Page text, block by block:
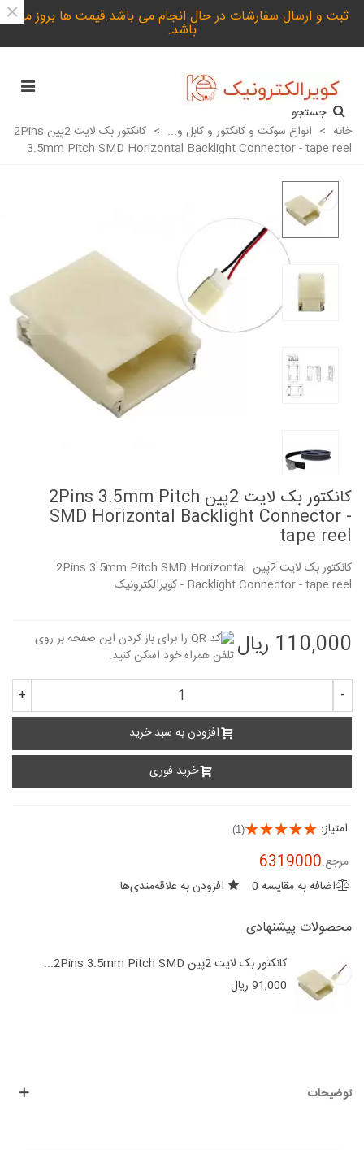
ثبت و ارسال سفارشات در حال انجام می باشد.قیمت ها بروز می
باشد.
×
جستجو
خانه > انواع سوکت و کانکتور و کابل و... >
کانکتور بک لایت 2پین 2Pins
3.5mm Pitch SMD Horizontal Backlight Connector - tape reel
کانکتور بک لایت 2پین 2Pins 3.5mm Pitch
SMD Horizontal Backlight Connector -
tape reel
کانکتور بک لایت 2پین 2Pins 3.5mm Pitch SMD Horizontal
Backlight Connector - tape reel - کویرالکترونیک
110,000 ریال
-
+
افزودن به سبد خرید
خرید فوری
امتیاز: (1)
مرجع:6319000
اضافه به مقایسه 0 افزودن به علاقه‌مندی‌ها
محصولات پیشنهادی
کانکتور بک لایت 2پین 2Pins 3.5mm Pitch SMD...
91,000 ریال
توضیحات